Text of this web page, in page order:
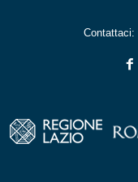
Contattaci: